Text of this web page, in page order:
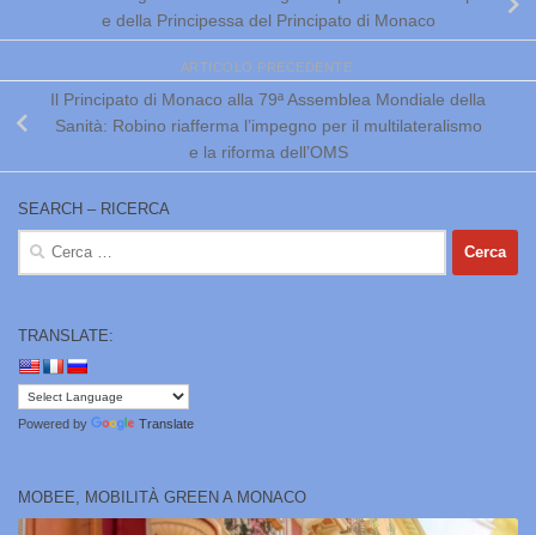
e della Principessa del Principato di Monaco
ARTICOLO PRECEDENTE
Il Principato di Monaco alla 79ª Assemblea Mondiale della
Sanità: Robino riafferma l’impegno per il multilateralismo
e la riforma dell’OMS
SEARCH – RICERCA
Ricerca
TRANSLATE:
Powered by Translate
MOBEE, MOBILITÀ GREEN A MONACO